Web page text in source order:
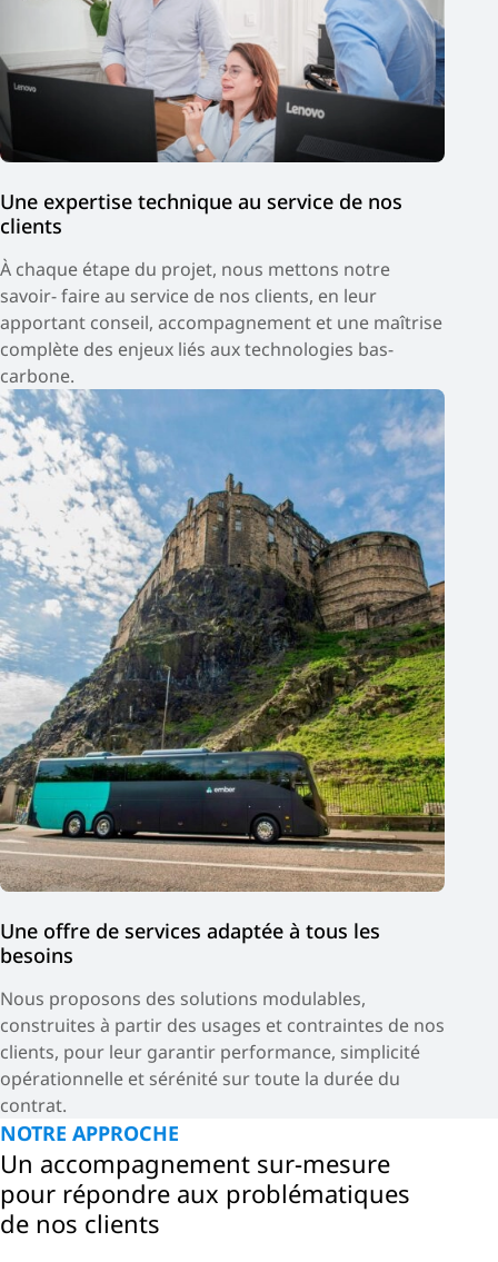
Une expertise technique au service de nos
clients
À chaque étape du projet, nous mettons notre
savoir- faire au service de nos clients, en leur
apportant conseil, accompagnement et une maîtrise
complète des enjeux liés aux technologies bas-
carbone.
Une offre de services adaptée à tous les
besoins
Nous proposons des solutions modulables,
construites à partir des usages et contraintes de nos
clients, pour leur garantir performance, simplicité
opérationnelle et sérénité sur toute la durée du
contrat.
NOTRE APPROCHE
Un accompagnement sur-mesure
pour répondre aux problématiques
de nos clients